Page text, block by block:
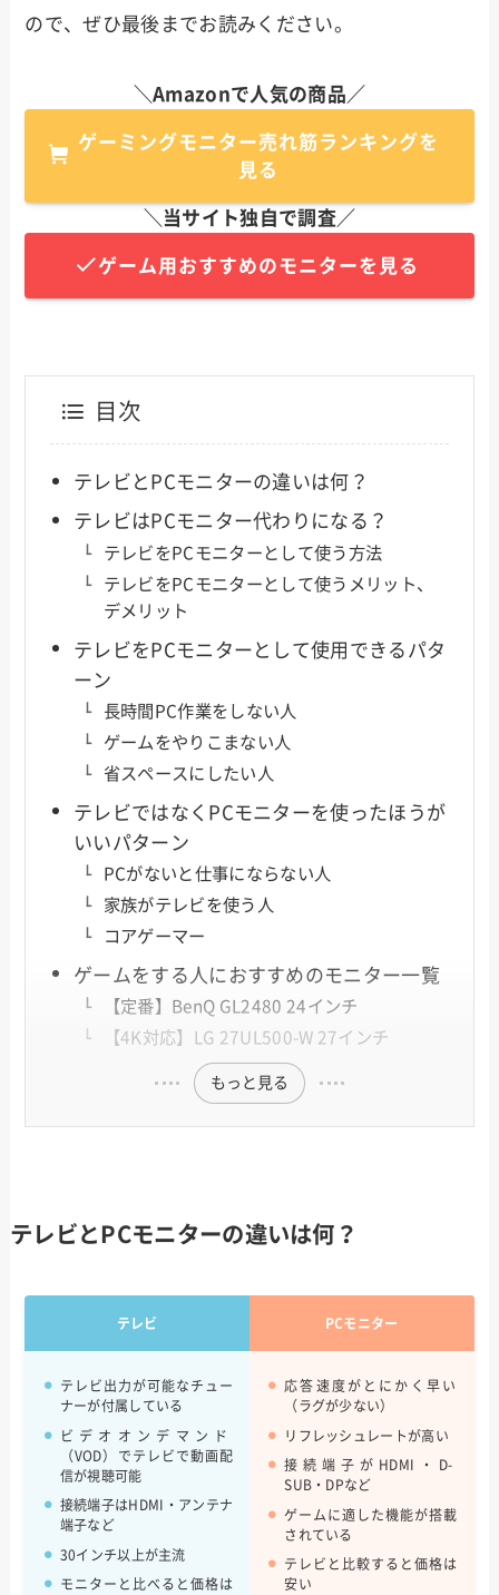
ので、ぜひ最後までお読みください。
＼Amazonで人気の商品／
ゲーミングモニター売れ筋ランキングを
見る
＼当サイト独自で調査／
ゲーム用おすすめのモニターを見る
目次
テレビとPCモニターの違いは何？
テレビはPCモニター代わりになる？
テレビをPCモニターとして使う方法
テレビをPCモニターとして使うメリット、
デメリット
テレビをPCモニターとして使用できるパタ
ーン
長時間PC作業をしない人
ゲームをやりこまない人
省スペースにしたい人
テレビではなくPCモニターを使ったほうが
いいパターン
PCがないと仕事にならない人
家族がテレビを使う人
コアゲーマー
ゲームをする人におすすめのモニター一覧
【定番】BenQ GL2480 24インチ
【4K対応】LG 27UL500-W 27インチ
もっと見る
テレビとPCモニターの違いは何？
テレビ PCモニター
テレビ出力が可能なチュー
ナーが付属している
ビデオオンデマンド
（VOD）でテレビで動画配
信が視聴可能
接続端子はHDMI・アンテナ
端子など
30インチ以上が主流
モニターと比べると価格は
応答速度がとにかく早い
（ラグが少ない）
リフレッシュレートが高い
接続端子がHDMI・D-
SUB・DPなど
ゲームに適した機能が搭載
されている
テレビと比較すると価格は
安い